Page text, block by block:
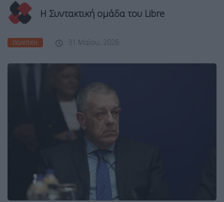
Η Συντακτική ομάδα του Libre
ΠΟΛΙΤΙΚΉ 31 Μαΐου, 2026